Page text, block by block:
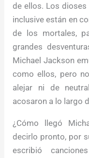
de ellos. Los
inclusive están en
de los mortales,
grandes
Michael Jackson
como ellos, pero
alejar ni de
acosaron a lo largo
¿Cómo llegó
decirlo pronto, por
escribió